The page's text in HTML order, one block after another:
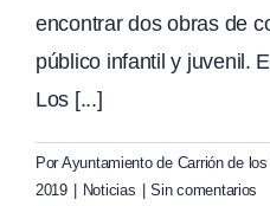
encontrar dos obras de
público infantil y juvenil.
Los [...]
Por Ayuntamiento de Carrión de
2019
Noticias
Sin comentarios